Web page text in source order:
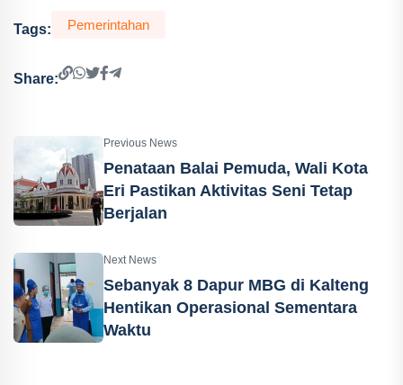
Tags: Pemerintahan
Share:
Previous News
Penataan Balai Pemuda, Wali Kota
Eri Pastikan Aktivitas Seni Tetap
Berjalan
Next News
Sebanyak 8 Dapur MBG di Kalteng
Hentikan Operasional Sementara
Waktu